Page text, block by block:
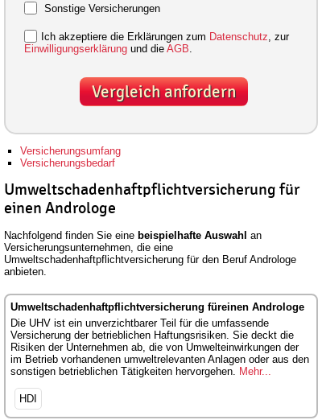
Sonstige Versicherungen
Ich akzeptiere die Erklärungen zum Datenschutz , zur
Einwilligungserklärung und die AGB.
Vergleich anfordern
Versicherungsumfang
Versicherungsbedarf
Umweltschadenhaftpflichtversicherung für
einen Androloge
Nachfolgend finden Sie eine beispielhafte Auswahl an
Versicherungsunternehmen, die eine
Umweltschadenhaftpflichtversicherung für den Beruf Androloge
anbieten.
Umweltschadenhaftpflichtversicherung füreinen Androloge
Die UHV ist ein unverzichtbarer Teil für die umfassende
Versicherung der betrieblichen Haftungsrisiken. Sie deckt die
Risiken der Unternehmen ab, die von Umwelteinwirkungen der
im Betrieb vorhandenen umweltrelevanten Anlagen oder aus den
sonstigen betrieblichen Tätigkeiten hervorgehen. Mehr...
HDI